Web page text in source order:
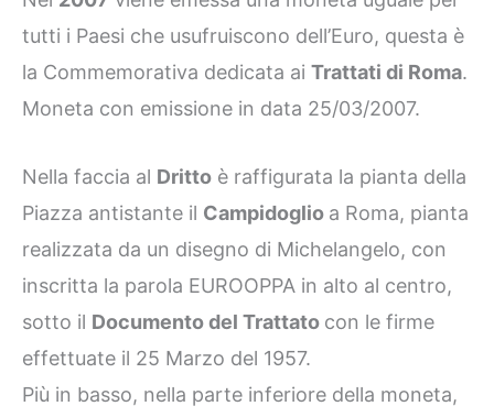
tutti i Paesi che usufruiscono dell’Euro, questa è
la Commemorativa dedicata ai Trattati di Roma.
Moneta con emissione in data 25/03/2007.
Nella faccia al Dritto è raffigurata la pianta della
Piazza antistante il Campidoglio a Roma, pianta
realizzata da un disegno di Michelangelo, con
inscritta la parola EUROOPPA in alto al centro,
sotto il Documento del Trattato con le firme
effettuate il 25 Marzo del 1957.
Più in basso, nella parte inferiore della moneta,